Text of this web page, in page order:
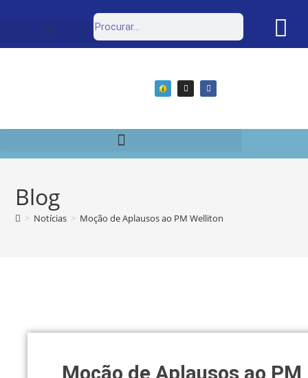
Blog
> Notícias > Moção de Aplausos ao PM Welliton
Moção de Aplausos ao PM